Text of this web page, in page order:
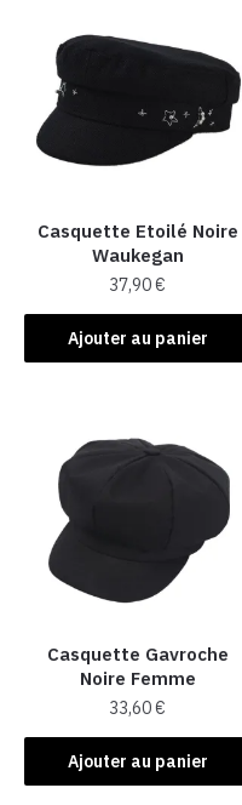
Casquette Etoilé Noire
Waukegan
37,90€
Ajouter au panier
Casquette Gavroche
Noire Femme
33,60€
Ajouter au panier